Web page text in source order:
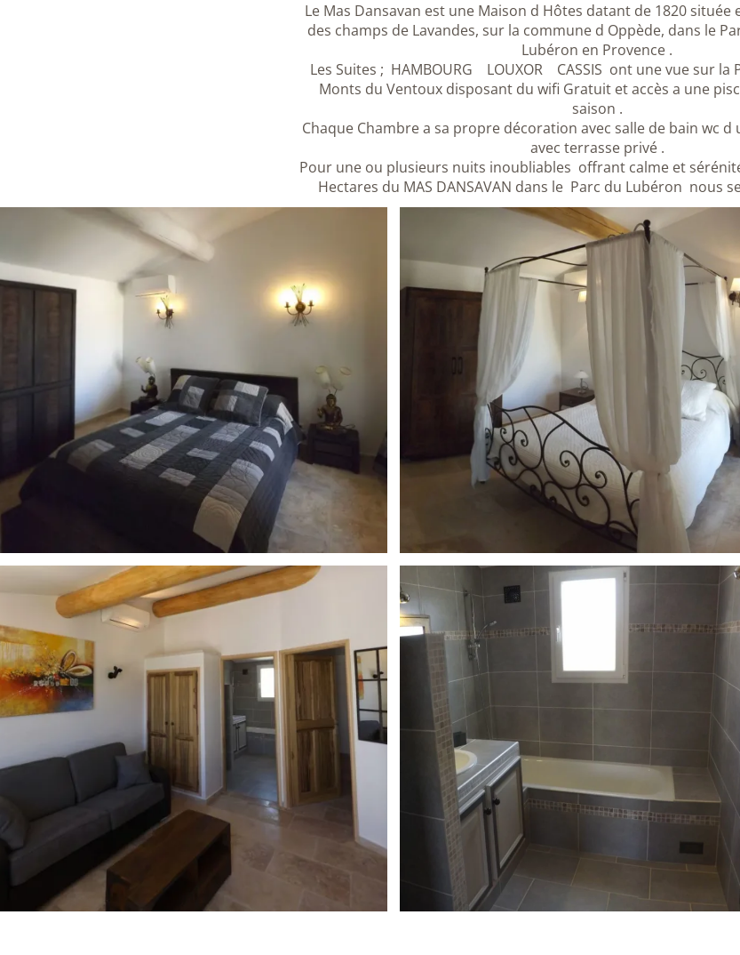
Le Mas Dansavan est une Maison d Hôtes datant de 1820 située
des champs de Lavandes, sur la commune d Oppède, dans le
Lubéron en Provence .
Les Suites ; HAMBOURG LOUXOR CASSIS ont une vue sur la
Monts du Ventoux disposant du wifi Gratuit et accès a une
saison .
Chaque Chambre a sa propre décoration avec salle de bain wc d
avec terrasse privé .
Pour une ou plusieurs nuits inoubliables offrant calme et
Hectares du MAS DANSAVAN dans le Parc du Lubéron nous